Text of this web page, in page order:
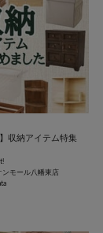
収納アイテム特集
ンモール八幡東店